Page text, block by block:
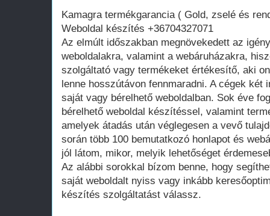
Kamagra termékgarancia ( Gold, zselé és
Weboldal készítés +36704327071
Az elmúlt időszakban megnövekedett az
weboldalakra, valamint a webáruházakra,
szolgáltató vagy termékeket értékesítő, aki
lenne hosszútávon fennmaradni. A cégek két
saját vagy bérelhető weboldalban. Sok éve
bérelhető weboldal készítéssel, valamint
amelyek átadás után véglegesen a vevő
során több 100 bemutatkozó honlapot és
jól látom, mikor, melyik lehetőséget
Az alábbi sorokkal bízom benne, hogy
saját weboldalt nyiss vagy inkább
készítés szolgáltatást válassz.